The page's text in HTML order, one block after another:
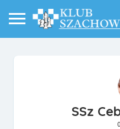
SSz
0